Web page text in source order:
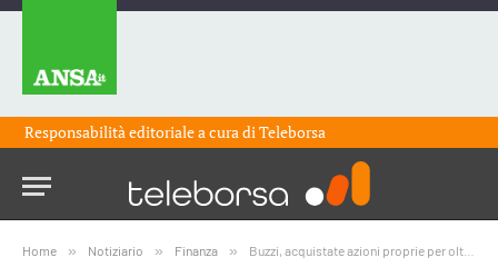
Responsabilità editoriale a cura diTeleborsa
Home » Notiziario » Finanza » Buzzi, acquistate azioni proprie per oltre 11 milioni di euro